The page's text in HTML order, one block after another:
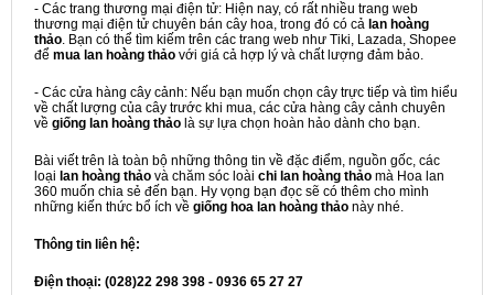
- Các trang thương mại điện tử: Hiện nay, có rất nhiều trang web
thương mại điện tử chuyên bán cây hoa, trong đó có cả lan hoàng
thảo. Bạn có thể tìm kiếm trên các trang web như Tiki, Lazada, Shopee
để mua lan hoàng thảo với giá cả hợp lý và chất lượng đảm bảo.
- Các cửa hàng cây cảnh: Nếu bạn muốn chọn cây trực tiếp và tìm hiểu
về chất lượng của cây trước khi mua, các cửa hàng cây cảnh chuyên
về giống lan hoàng thảo là sự lựa chọn hoàn hảo dành cho bạn.
Bài viết trên là toàn bộ những thông tin về đặc điểm, nguồn gốc, các
loại lan hoàng thảo và chăm sóc loài chi lan hoàng thảo mà Hoa lan
360 muốn chia sẻ đến bạn. Hy vọng bạn đọc sẽ có thêm cho mình
những kiến thức bổ ích về giống hoa lan hoàng thảo này nhé.
Thông tin liên hệ:
Điện thoại: (028)22 298 398 - 0936 65 27 27